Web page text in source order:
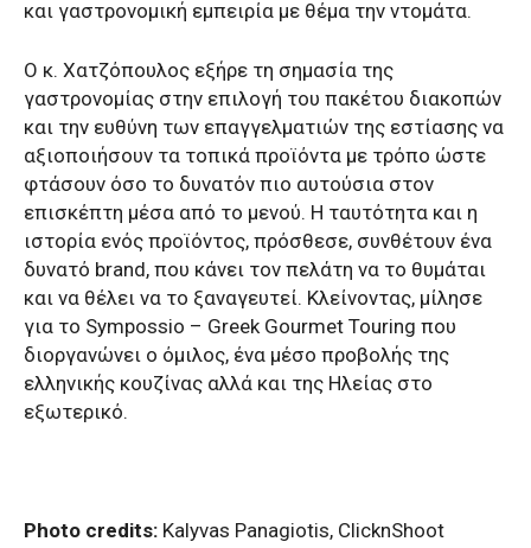
και γαστρονομική εμπειρία με θέμα την ντομάτα.
Ο κ. Χατζόπουλος εξήρε τη σημασία της
γαστρονομίας στην επιλογή του πακέτου διακοπών
και την ευθύνη των επαγγελματιών της εστίασης να
αξιοποιήσουν τα τοπικά προϊόντα με τρόπο ώστε
φτάσουν όσο το δυνατόν πιο αυτούσια στον
επισκέπτη μέσα από το μενού. Η ταυτότητα και η
ιστορία ενός προϊόντος, πρόσθεσε, συνθέτουν ένα
δυνατό brand, που κάνει τον πελάτη να το θυμάται
και να θέλει να το ξαναγευτεί. Κλείνοντας, μίλησε
για το Sympossio – Greek Gourmet Touring που
διοργανώνει ο όμιλος, ένα μέσο προβολής της
ελληνικής κουζίνας αλλά και της Ηλείας στο
εξωτερικό.
Photo credits: Kalyvas Panagiotis, ClicknShoot